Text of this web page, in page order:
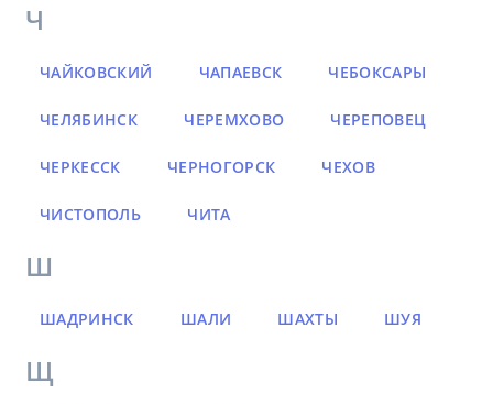
Ч
ЧАЙКОВСКИЙ ЧАПАЕВСК ЧЕБОКСАРЫ
ЧЕЛЯБИНСК ЧЕРЕМХОВО ЧЕРЕПОВЕЦ
ЧЕРКЕССК ЧЕРНОГОРСК ЧЕХОВ
ЧИСТОПОЛЬ ЧИТА
Ш
ШАДРИНСК ШАЛИ ШАХТЫ ШУЯ
Щ